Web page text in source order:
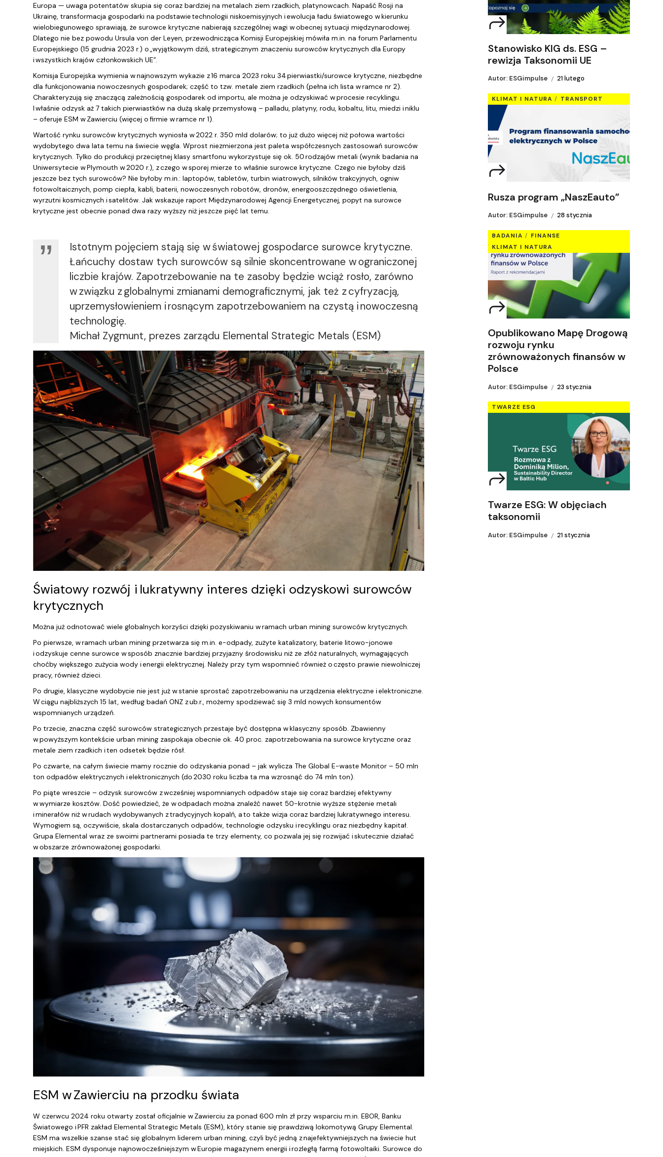
Europa — uwaga potentatów skupia się coraz bardziej na metalach ziem rzadkich, platynowcach. Napaść Rosji na
Ukrainę, transformacja gospodarki na podstawie technologii niskoemisyjnych i ewolucja ładu światowego w kierunku
wielobiegunowego sprawiają, że surowce krytyczne nabierają szczególnej wagi w obecnej sytuacji międzynarodowej.
Dlatego nie bez powodu Ursula von der Leyen, przewodnicząca Komisji Europejskiej mówiła m.in. na forum Parlamentu
Europejskiego (15 grudnia 2023 r.) o „wyjątkowym dziś, strategicznym znaczeniu surowców krytycznych dla Europy
i wszystkich krajów członkowskich UE”.
Komisja Europejska wymienia w najnowszym wykazie z 16 marca 2023 roku 34 pierwiastki/surowce krytyczne, niezbędne
dla funkcjonowania nowoczesnych gospodarek; część to tzw. metale ziem rzadkich (pełna ich lista w ramce nr 2).
Charakteryzują się znaczącą zależnością gospodarek od importu, ale można je odzyskiwać w procesie recyklingu.
I właśnie odzysk aż 7 takich pierwiastków na dużą skalę przemysłową – palladu, platyny, rodu, kobaltu, litu, miedzi i niklu
– oferuje ESM w Zawierciu (więcej o firmie w ramce nr 1).
Wartość rynku surowców krytycznych wyniosła w 2022 r. 350 mld dolarów; to już dużo więcej niż połowa wartości
wydobytego dwa lata temu na świecie węgla. Wprost niezmierzona jest paleta współczesnych zastosowań surowców
krytycznych. Tylko do produkcji przeciętnej klasy smartfonu wykorzystuje się ok. 50 rodzajów metali (wynik badania na
Uniwersytecie w Plymouth w 2020 r.), z czego w sporej mierze to właśnie surowce krytyczne. Czego nie byłoby dziś
jeszcze bez tych surowców? Nie byłoby m.in.: laptopów, tabletów, turbin wiatrowych, silników trakcyjnych, ogniw
fotowoltaicznych, pomp ciepła, kabli, baterii, nowoczesnych robotów, dronów, energooszczędnego oświetlenia,
wyrzutni kosmicznych i satelitów. Jak wskazuje raport Międzynarodowej Agencji Energetycznej, popyt na surowce
krytyczne jest obecnie ponad dwa razy wyższy niż jeszcze pięć lat temu.
Istotnym pojęciem stają się w światowej gospodarce surowce krytyczne.
Łańcuchy dostaw tych surowców są silnie skoncentrowane w ograniczonej
liczbie krajów. Zapotrzebowanie na te zasoby będzie wciąż rosło, zarówno
w związku z globalnymi zmianami demograficznymi, jak też z cyfryzacją,
uprzemysłowieniem i rosnącym zapotrzebowaniem na czystą i nowoczesną
technologię.
Michał Zygmunt, prezes zarządu Elemental Strategic Metals (ESM)
Światowy rozwój i lukratywny interes dzięki odzyskowi surowców
krytycznych
Można już odnotować wiele globalnych korzyści dzięki pozyskiwaniu w ramach urban mining surowców krytycznych.
Po pierwsze, w ramach urban mining przetwarza się m.in. e-odpady, zużyte katalizatory, baterie litowo-jonowe
i odzyskuje cenne surowce w sposób znacznie bardziej przyjazny środowisku niż ze złóż naturalnych, wymagających
choćby większego zużycia wody i energii elektrycznej. Należy przy tym wspomnieć również o często prawie niewolniczej
pracy, również dzieci.
Po drugie, klasyczne wydobycie nie jest już w stanie sprostać zapotrzebowaniu na urządzenia elektryczne i elektroniczne.
W ciągu najbliższych 15 lat, według badań ONZ z ub.r., możemy spodziewać się 3 mld nowych konsumentów
wspomnianych urządzeń.
Po trzecie, znaczna część surowców strategicznych przestaje być dostępna w klasyczny sposób. Zbawienny
w powyższym kontekście urban mining zaspokaja obecnie ok. 40 proc. zapotrzebowania na surowce krytyczne oraz
metale ziem rzadkich i ten odsetek będzie rósł.
Po czwarte, na całym świecie mamy rocznie do odzyskania ponad – jak wylicza The Global E-waste Monitor – 50 mln
ton odpadów elektrycznych i elektronicznych (do 2030 roku liczba ta ma wzrosnąć do 74 mln ton).
Po piąte wreszcie – odzysk surowców z wcześniej wspomnianych odpadów staje się coraz bardziej efektywny
w wymiarze kosztów. Dość powiedzieć, że w odpadach można znaleźć nawet 50-krotnie wyższe stężenie metali
i minerałów niż w rudach wydobywanych z tradycyjnych kopalń, a to także wizja coraz bardziej lukratywnego interesu.
Wymogiem są, oczywiście, skala dostarczanych odpadów, technologie odzysku i recyklingu oraz niezbędny kapitał.
Grupa Elemental wraz ze swoimi partnerami posiada te trzy elementy, co pozwala jej się rozwijać i skutecznie działać
w obszarze zrównoważonej gospodarki.
ESM w Zawierciu na przodku świata
W czerwcu 2024 roku otwarty został oficjalnie w Zawierciu za ponad 600 mln zł przy wsparciu m.in. EBOR, Banku
Światowego i PFR zakład Elemental Strategic Metals (ESM), który stanie się prawdziwą lokomotywą Grupy Elemental.
ESM ma wszelkie szanse stać się globalnym liderem urban mining, czyli być jedną z najefektywniejszych na świecie hut
miejskich. ESM dysponuje najnowocześniejszym w Europie magazynem energii i rozległą farmą fotowoltaiki. Surowce do
Stanowisko KIG ds. ESG –
rewizja Taksonomii UE
Autor: ESGimpulse 21 lutego
KLIMAT I NATURA TRANSPORT
Rusza program „NaszEauto”
Autor: ESGimpulse 28 stycznia
BADANIA
FINANSE
KLIMAT I NATURA
Opublikowano Mapę Drogową
rozwoju rynku
zrównoważonych finansów w
Polsce
Autor: ESGimpulse 23 stycznia
TWARZE ESG
Twarze ESG: W objęciach
taksonomii
Autor: ESGimpulse 21 stycznia